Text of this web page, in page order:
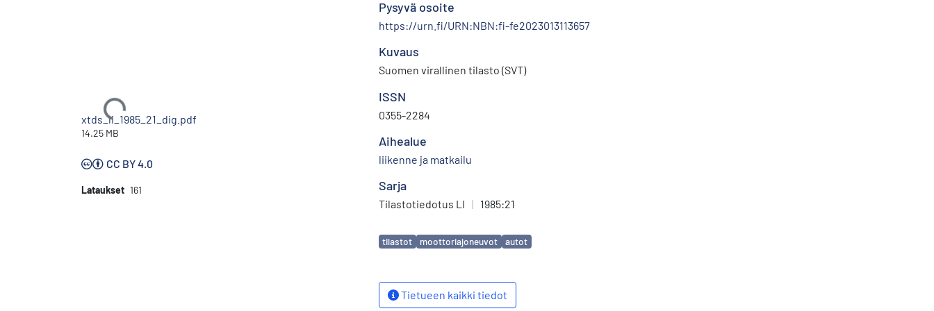
Ladataan...
xtds_li_1985_21_dig.pdf
14.25 MB
CC BY 4.0
Lataukset 161
Pysyvä osoite
https://urn.fi/URN:NBN:fi-fe2023013113657
Kuvaus
Suomen virallinen tilasto (SVT)
ISSN
0355-2284
Aihealue
liikenne ja matkailu
Sarja
Tilastotiedotus LI | 1985:21
Avainsanat
tilastot moottoriajoneuvot autot
Tietueen kaikki tiedot